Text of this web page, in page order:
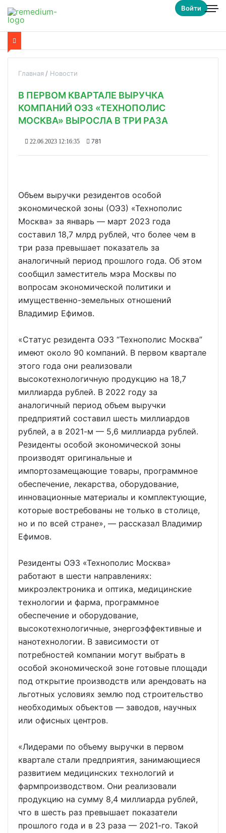
Войти
Главная Новости
В ПЕРВОМ КВАРТАЛЕ ВЫРУЧКА
КОМПАНИЙ ОЭЗ «ТЕХНОПОЛИС
МОСКВА» ВЫРОСЛА В ТРИ РАЗА
22.06.2023 12:16:35 781
Объем выручки резидентов особой
экономической зоны (ОЭЗ) «Технополис
Москва» за январь — март 2023 года
составил 18,7 млрд рублей, что более чем в
три раза превышает показатель за
аналогичный период прошлого года. Об этом
сообщил заместитель мэра Москвы по
вопросам экономической политики и
имущественно-земельных отношений
Владимир Ефимов.
«Статус резидента ОЭЗ “Технополис Москва”
имеют около 90 компаний. В первом квартале
этого года они реализовали
высокотехнологичную продукцию на 18,7
миллиарда рублей. В 2022 году за
аналогичный период объем выручки
предприятий составил шесть миллиардов
рублей, а в 2021-м — 5,6 миллиарда рублей.
Резиденты особой экономической зоны
производят оригинальные и
импортозамещающие товары, программное
обеспечение, лекарства, оборудование,
инновационные материалы и комплектующие,
которые востребованы не только в столице,
но и по всей стране», — рассказал Владимир
Ефимов.
Резиденты ОЭЗ «Технополис Москва»
работают в шести направлениях:
микроэлектроника и оптика, медицинские
технологии и фарма, программное
обеспечение и оборудование,
высокотехнологичные, энергоэффективные и
нанотехнологии. В зависимости от
потребностей компании могут выбрать в
особой экономической зоне готовые площади
под открытие производств или арендовать на
льготных условиях землю под строительство
необходимых объектов — заводов, научных
или офисных центров.
«Лидерами по объему выручки в первом
квартале стали предприятия, занимающиеся
развитием медицинских технологий и
фармпроизводством. Они реализовали
продукцию на сумму 8,4 миллиарда рублей,
что в шесть раз превышает показатели
прошлого года и в 23 раза — 2021-го. Такой